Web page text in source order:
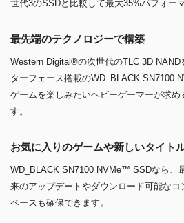
世代3のSSDと比較して最大35%パフォー
最先端のテクノロジーで構築
Western Digital®の次世代のTLC 3D
ターフェース搭載のWD_BLACK SN7100
ゲームを楽しみたいヘビーゲーマーが求め
す。
お気に入りのゲームや新しいタイト
WD_BLACK SN7100 NVMe™ SSDなら、
来のアップデートやダウンロード可能な
ペースも確保できます。